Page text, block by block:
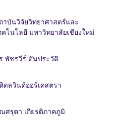
าบันวิจัยวิทยาศาสตร์และ
คโนโลยี มหาวิทยาลัยเชียงใหม่
.พัชรวีร์ ตันประวัติ
ดลวินด์ออร์เคสตรา
ศรุตา เกียรติภาคภูมิ